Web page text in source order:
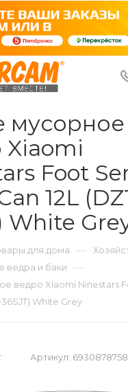
мусорное
Xiaomi
Foot
12L
White
для дома —
ведра и баки —
ведро Xiaomi Ninestars
36SJT) White Grey
Артикул: